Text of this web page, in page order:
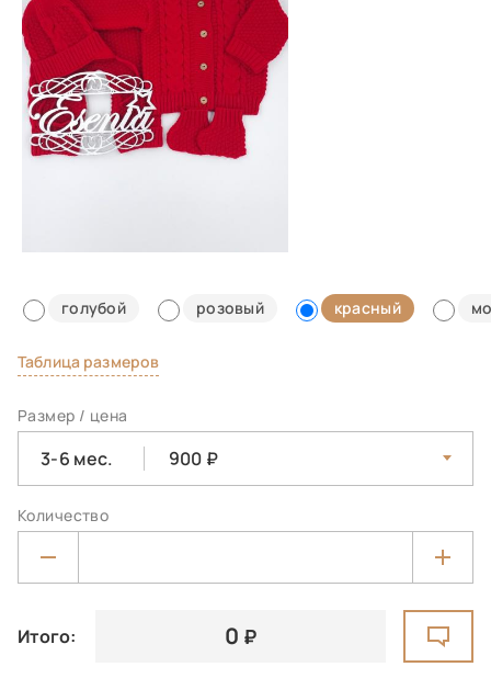
голубой розовый красный
Таблица размеров
Размер / цена
3-6 мес. 900
Количество
Итого: 0